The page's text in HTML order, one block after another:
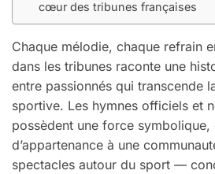
cœur des tribunes françaises
Chaque mélodie, chaque refrain
dans les tribunes raconte une
entre passionnés qui transcende
sportive. Les hymnes officiels et
possèdent une force symbolique,
d’appartenance à une
spectacles autour du sport —